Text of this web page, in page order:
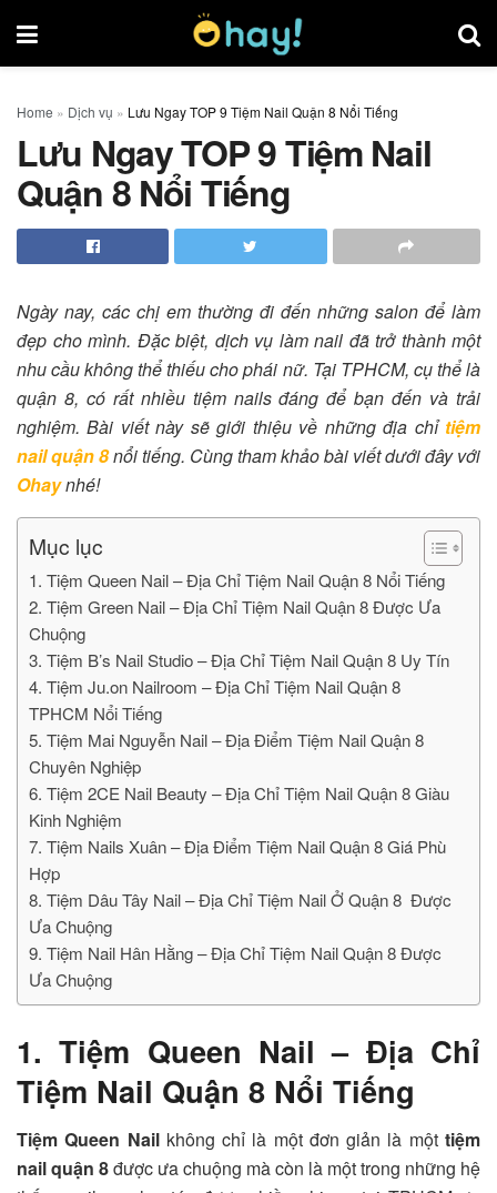
Home » Dịch vụ » Lưu Ngay TOP 9 Tiệm Nail Quận 8 Nổi Tiếng
Lưu Ngay TOP 9 Tiệm Nail
Quận 8 Nổi Tiếng
Ngày nay, các chị em thường đi đến những salon để làm
đẹp cho mình. Đặc biệt, dịch vụ làm nail đã trở thành một
nhu cầu không thể thiếu cho phái nữ. Tại TPHCM, cụ thể là
quận 8, có rất nhiều tiệm nails đáng để bạn đến và trải
nghiệm. Bài viết này sẽ giới thiệu về những địa chỉ tiệm
nail quận 8nổi tiếng. Cùng tham khảo bài viết dưới đây với
Ohaynhé!
Mục lục
1. Tiệm Queen Nail – Địa Chỉ Tiệm Nail Quận 8 Nổi Tiếng
2. Tiệm Green Nail – Địa Chỉ Tiệm Nail Quận 8 Được Ưa
Chuộng
3. Tiệm B’s Nail Studio – Địa Chỉ Tiệm Nail Quận 8 Uy Tín
4. Tiệm Ju.on Nailroom – Địa Chỉ Tiệm Nail Quận 8
TPHCM Nổi Tiếng
5. Tiệm Mai Nguyễn Nail – Địa Điểm Tiệm Nail Quận 8
Chuyên Nghiệp
6. Tiệm 2CE Nail Beauty – Địa Chỉ Tiệm Nail Quận 8 Giàu
Kinh Nghiệm
7. Tiệm Nails Xuân – Địa Điểm Tiệm Nail Quận 8 Giá Phù
Hợp
8. Tiệm Dâu Tây Nail – Địa Chỉ Tiệm Nail Ở Quận 8 Được
Ưa Chuộng
9. Tiệm Nail Hân Hằng – Địa Chỉ Tiệm Nail Quận 8 Được
Ưa Chuộng
1. Tiệm Queen Nail – Địa Chỉ
Tiệm Nail Quận 8 Nổi Tiếng
Tiệm Queen Nailkhông chỉ là một đơn giản là mộttiệm
nail quận 8được ưa chuộng mà còn là một trong những hệ